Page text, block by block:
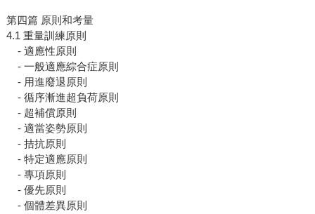
第四篇 原則和考量
4.1 重量訓練原則
- 適應性原則
- 一般適應綜合症原則
- 用進廢退原則
- 循序漸進超負荷原則
- 超補償原則
- 適當姿勢原則
- 拮抗原則
- 特定適應原則
- 專項原則
- 優先原則
- 個體差異原則